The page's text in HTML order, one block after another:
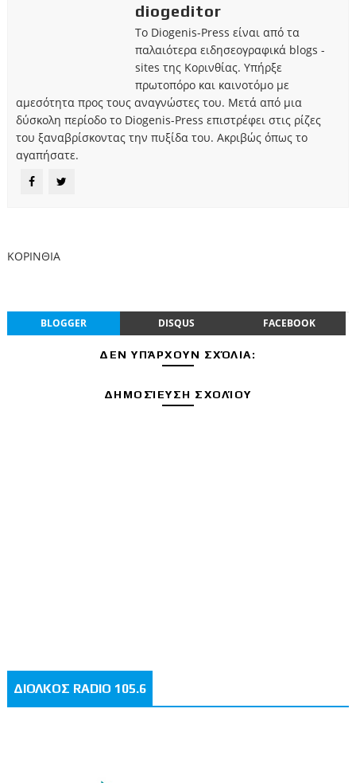
diogeditor
Το Diogenis-Press είναι από τα
παλαιότερα ειδησεογραφικά blogs -
sites της Κορινθίας. Υπήρξε
πρωτοπόρο και καινοτόμο με
αμεσότητα προς τους αναγνώστες του. Μετά από μια
δύσκολη περίοδο το Diogenis-Press επιστρέφει στις ρίζες
του ξαναβρίσκοντας την πυξίδα του. Ακριβώς όπως το
αγαπήσατε.
ΚΟΡΙΝΘΙΑ
BLOGGER DISQUS FACEBOOK
ΔΕΝ ΥΠΆΡΧΟΥΝ ΣΧΌΛΙΑ:
ΔΗΜΟΣΊΕΥΣΗ ΣΧΟΛΊΟΥ
ΔΙΟΛΚΟΣ RADIO 105.6